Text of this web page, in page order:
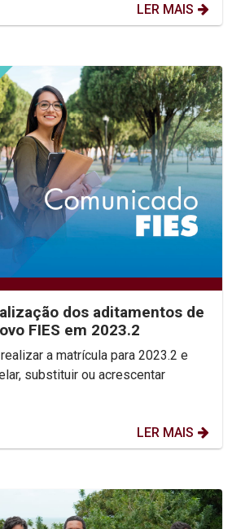
LER MAIS
dos aditamentos de
FIES em 2023.2
substituir ou acrescentar
LER MAIS